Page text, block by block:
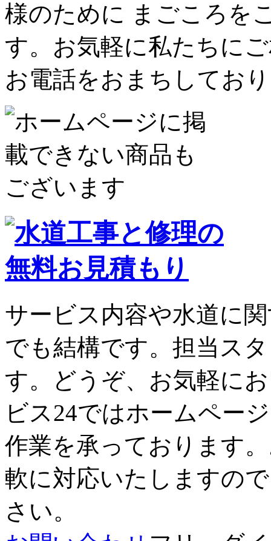
様のために まごころを
す。お気軽に私たちに
お電話をおまちしてお
サービス内容や水道に
でも結構です。担当ス
す。どうぞ、お気軽に
ビス24ではホームペー
作業を承っております
軟に対応いたしますの
さい。